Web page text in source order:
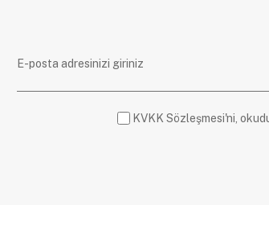
KVKK Sözleşmesi'ni,